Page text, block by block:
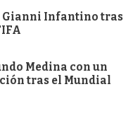
Gianni Infantino tras
Medina con un
tras el Mundial